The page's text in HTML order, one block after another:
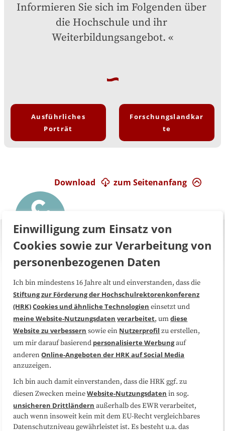
Informieren Sie sich im Folgenden über
die Hochschule und ihr
Weiterbildungsangebot.
Ausführliches
Porträt
Forschungslandkar
te
zum Seitenanfang
Download
Über uns FAQ
Medienarbeit Kooperationen
Datenschutzerklärung Impressum
Sitemap
Folgen Sie uns
Einwilligung zum Einsatz von
Cookies sowie zur Verarbeitung von
personenbezogenen Daten
Ich bin mindestens 16 Jahre alt und einverstanden, dass die
Stiftung zur Förderung der Hochschulrektorenkonferenz
(HRK)Cookies und ähnliche Technologien einsetzt und
meine Website-Nutzungsdaten verarbeitet, umdiese
Website zu verbessern sowie ein Nutzerprofil zu erstellen,
um mir darauf basierend personalisierte Werbungauf
anderenOnline-Angeboten der HRK auf Social Media
anzuzeigen.
Ich bin auch damit einverstanden, dass die HRK ggf. zu
diesen Zwecken meineWebsite-Nutzungsdaten in sog.
unsicheren Drittländern außerhalb des EWR verarbeitet,
auch wenn insoweit kein mit dem EU-Recht vergleichbares
Datenschutzniveau gewährleistet ist. Es besteht u.a. das